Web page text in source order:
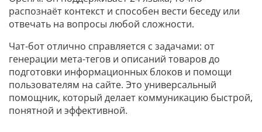
распознаёт контекст и способен вести беседу или
отвечать на вопросы любой сложности.
Чат-бот отлично справляется с задачами: от
генерации мета-тегов и описаний товаров до
подготовки информационных блоков и помощи
пользователям на сайте. Это универсальный
помощник, который делает коммуникацию быстрой,
понятной и эффективной.